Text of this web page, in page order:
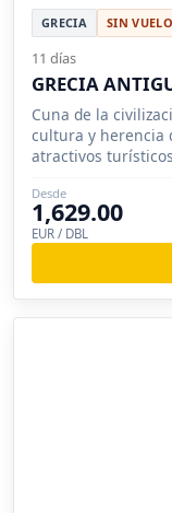
GRECIA SIN VUELO
11 días
GRECIA
Cuna de la
cultura y herencia
atractivos
Desde
1,629.00
EUR / DBL